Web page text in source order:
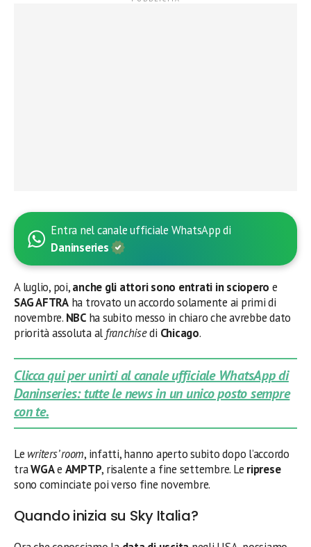
Entra nel canale ufficiale WhatsApp di
Daninseries
A luglio, poi,anche gli attori sono entrati in sciopero e
SAG AFTRAha trovato un accordo solamente ai primi di
novembre. NBCha subito messo in chiaro che avrebbe dato
priorità assoluta al franchisedi Chicago.
Clicca qui per unirti al canale ufficiale WhatsApp di
Daninseries: tutte le news in un unico posto sempre
con te.
Le writers’ room, infatti, hanno aperto subito dopo l’accordo
traWGAe AMPTP, risalente a fine settembre. Le riprese
sono cominciate poi verso fine novembre.
Quando inizia su Sky Italia?